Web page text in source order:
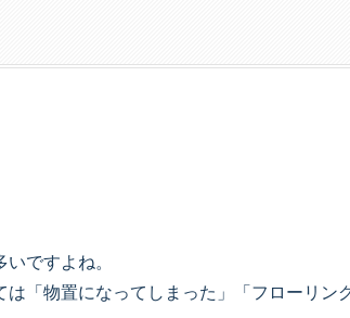
ですよね。
「物置になってしまった」「フローリン